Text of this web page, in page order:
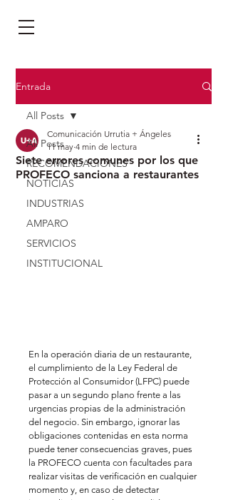
Entrada
All Posts
RECOMENDACIONES
NOTICIAS
INDUSTRIAS
AMPARO
SERVICIOS
INSTITUCIONAL
All Posts
Siete errores comunes por los que
PROFECO sanciona a restaurantes
Comunicación Urrutia + Ángeles
11 may 4 min de lectura
En la operación diaria de un restaurante,
el cumplimiento de la Ley Federal de
Protección al Consumidor (LFPC) puede
pasar a un segundo plano frente a las
urgencias propias de la administración
del negocio. Sin embargo, ignorar las
obligaciones contenidas en esta norma
puede tener consecuencias graves, pues
la PROFECO cuenta con facultades para
realizar visitas de verificación en cualquier
momento y, en caso de detectar